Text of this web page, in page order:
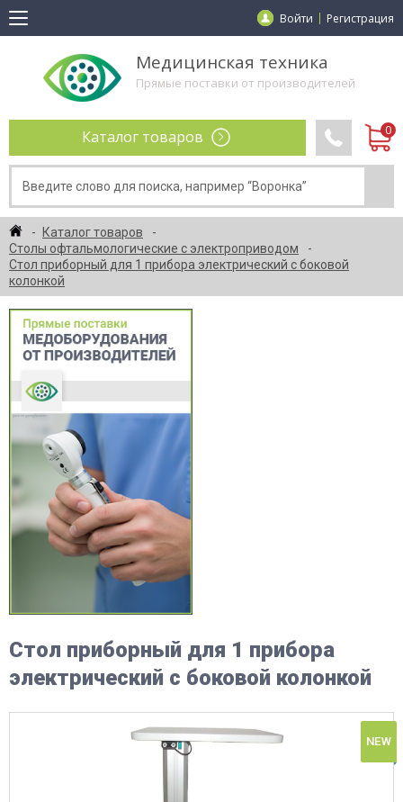
Войти Регистрация
Медицинская техника
Прямые поставки от производителей
Каталог товаров
Каталог товаров
Столы офтальмологические с электроприводом
Стол приборный для 1 прибора электрический с боковой
колонкой
Стол приборный для 1 прибора
электрический с боковой колонкой
NEW